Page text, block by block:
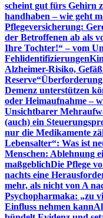
scheint gut fürs Gehirn
handhaben – wie geht
Pflegeversicherung:
der Betroffenen ab als
Ihre Tochter!“ – vom
Fehlidentifizierungen
Alzheimer-Risiko,
Reserve“Überforderung
Demenz unterstützen
oder Heimaufnahme –
Unsichtbarer
(auch) ein
nur die Medikamente
Lebensalter“: Was ist
Menschen: Ablehnung
maßgeblichDie Pflege
nachts eine
mehr, als nicht von A
Psychopharmaka: „zu
Einfluss nehmen kann